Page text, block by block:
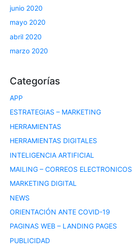
junio 2020
mayo 2020
abril 2020
marzo 2020
Categorías
APP
ESTRATEGIAS – MARKETING
HERRAMIENTAS
HERRAMIENTAS DIGITALES
INTELIGENCIA ARTIFICIAL
MAILING – CORREOS ELECTRONICOS
MARKETING DIGITAL
NEWS
ORIENTACIÓN ANTE COVID-19
PAGINAS WEB – LANDING PAGES
PUBLICIDAD